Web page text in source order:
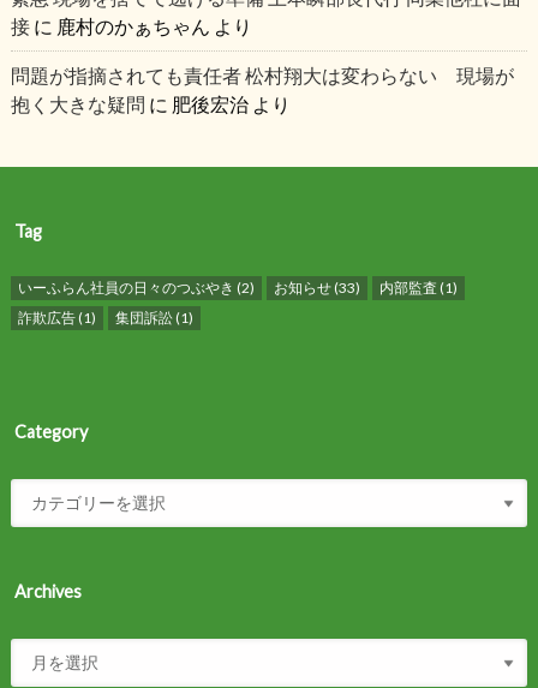
接に 鹿村のかぁちゃん より
問題が指摘されても責任者 松村翔大は変わらない 現場が
抱く大きな疑問 に 肥後宏治より
Tag
いーふらん社員の日々のつぶやき (2) お知らせ(33) 内部監査 (1)
詐欺広告(1) 集団訴訟(1)
Category
Archives